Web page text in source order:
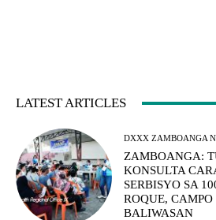
LATEST ARTICLES
DXXX ZAMBOANGA
ZAMBOANGA:
KONSULTA
SERBISYO SA
ROQUE,
BALIWASAN